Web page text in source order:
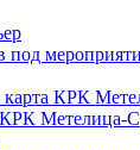
под
карта КРК
Метелица-С